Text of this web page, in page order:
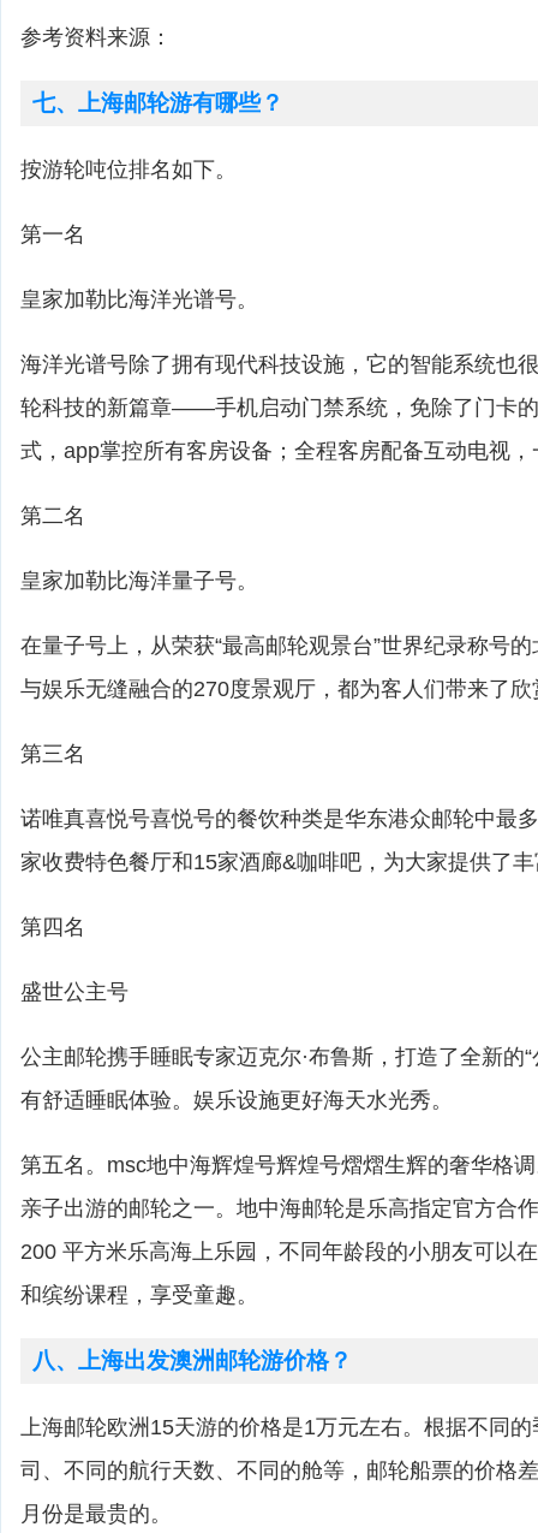
参考资料来源：
七、上海邮轮游有哪些？
按游轮吨位排名如下。
第一名
皇家加勒比海洋光谱号。
海洋光谱号除了拥有现代科技设施，它的智能系统也
轮科技的新篇章——手机启动门禁系统，免除了门卡
式，app掌控所有客房设备；全程客房配备互动电视
第二名
皇家加勒比海洋量子号。
在量子号上，从荣获“最高邮轮观景台”世界纪录称号
与娱乐无缝融合的270度景观厅，都为客人们带来了
第三名
诺唯真喜悦号喜悦号的餐饮种类是华东港众邮轮中最
家收费特色餐厅和15家酒廊&咖啡吧，为大家提供了
第四名
盛世公主号
公主邮轮携手睡眠专家迈克尔·布鲁斯，打造了全新的
有舒适睡眠体验。娱乐设施更好海天水光秀。
第五名。msc地中海辉煌号辉煌号熠熠生辉的奢华格
亲子出游的邮轮之一。地中海邮轮是乐高指定官方合
200 平方米乐高海上乐园，不同年龄段的小朋友可以
和缤纷课程，享受童趣。
八、上海出发澳洲邮轮游价格？
上海邮轮欧洲15天游的价格是1万元左右。根据不同
司、不同的航行天数、不同的舱等，邮轮船票的价格
月份是最贵的。